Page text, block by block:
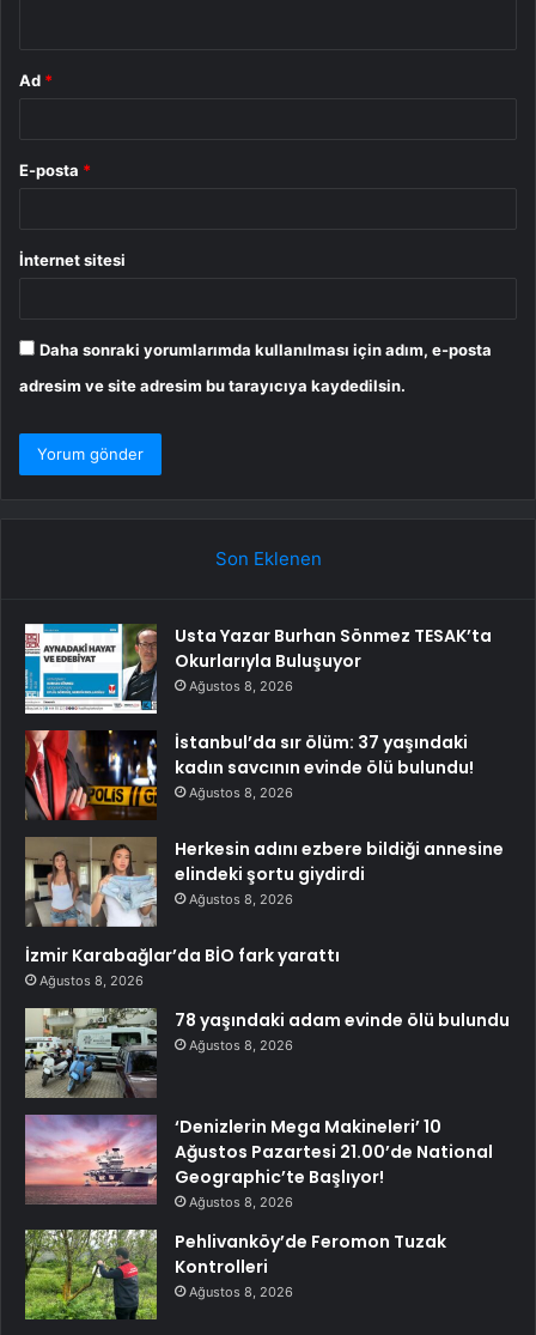
Ad *
E-posta *
İnternet sitesi
Daha sonraki yorumlarımda kullanılması için adım, e-posta
adresim ve site adresim bu tarayıcıya kaydedilsin.
Son Eklenen
Usta Yazar Burhan Sönmez TESAK’ta
Okurlarıyla Buluşuyor
Ağustos 8, 2026
İstanbul’da sır ölüm: 37 yaşındaki
kadın savcının evinde ölü bulundu!
Ağustos 8, 2026
Herkesin adını ezbere bildiği annesine
elindeki şortu giydirdi
Ağustos 8, 2026
İzmir Karabağlar’da BİO fark yarattı
Ağustos 8, 2026
78 yaşındaki adam evinde ölü bulundu
Ağustos 8, 2026
‘Denizlerin Mega Makineleri’ 10
Ağustos Pazartesi 21.00’de National
Geographic’te Başlıyor!
Ağustos 8, 2026
Pehlivanköy’de Feromon Tuzak
Kontrolleri
Ağustos 8, 2026